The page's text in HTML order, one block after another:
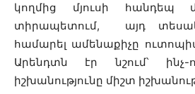
կողմից մյուսի հանդեպ
տիրապետում, այդ
համարել ամենաքիչը
Արենդտն էր նշում՝
իշխանությունը միշտ